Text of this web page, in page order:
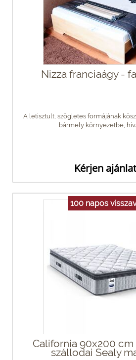
Nizza franciaágy -
A letisztult, szögletes formájának
bármely környezetbe,
Kérjen
100 napos
California 90x200
szállodai Sealy